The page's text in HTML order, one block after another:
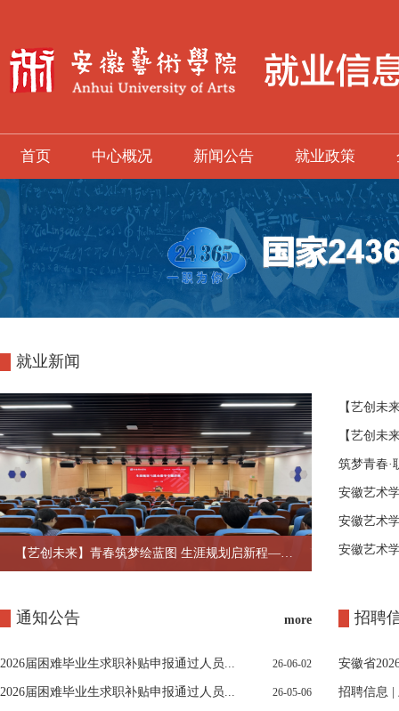
首页 中心概况 新闻公告 就业政策
就业新闻
【艺创未
【艺创未
筑梦青春·
安徽艺术
安徽艺术
安徽艺术
【艺创未来】青春筑梦绘蓝图 生涯规划启新程——生涯规划与就业指导专题讲座
通知公告 more
2026届困难毕业生求职补贴申报通过人员... 26-06-02
2026届困难毕业生求职补贴申报通过人员... 26-05-06
招聘
安徽省
招聘信息 |